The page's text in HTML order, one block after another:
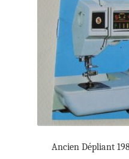
Ancien Dépliant